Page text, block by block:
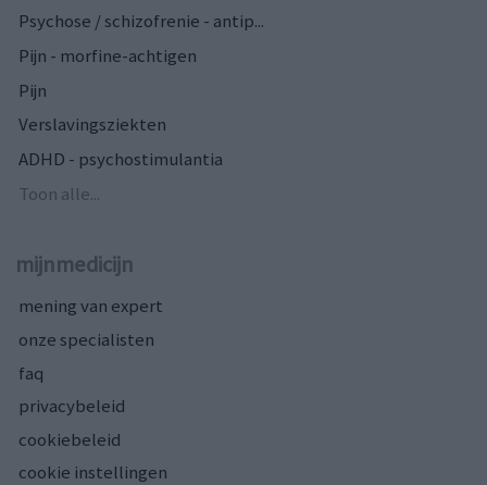
Psychose / schizofrenie - antip...
Pijn - morfine-achtigen
Pijn
Verslavingsziekten
ADHD - psychostimulantia
Toon alle...
mijnmedicijn
mening van expert
onze specialisten
faq
privacybeleid
cookiebeleid
cookie instellingen